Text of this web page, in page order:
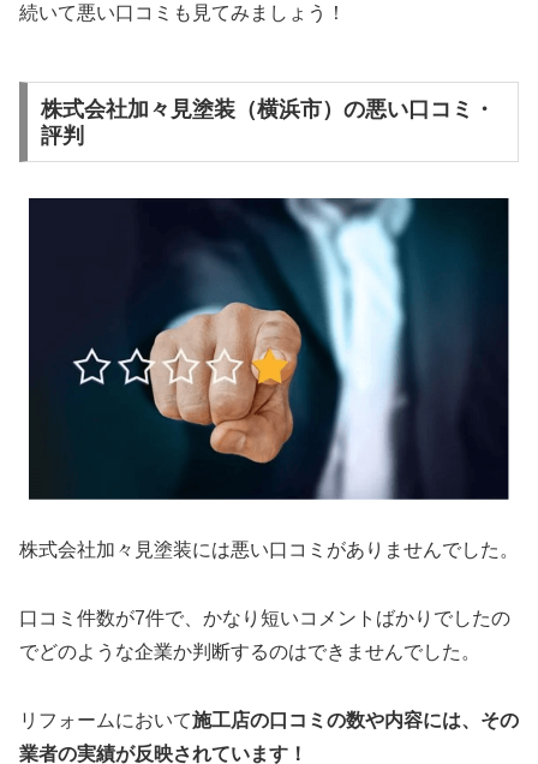
続いて悪い口コミも見てみましょう！
株式会社加々見塗装（横浜市）の悪い口コミ・
評判
株式会社加々見塗装には悪い口コミがありませんでした。
口コミ件数が7件で、かなり短いコメントばかりでしたの
でどのような企業か判断するのはできませんでした。
リフォームにおいて施工店の口コミの数や内容には、その
業者の実績が反映されています！